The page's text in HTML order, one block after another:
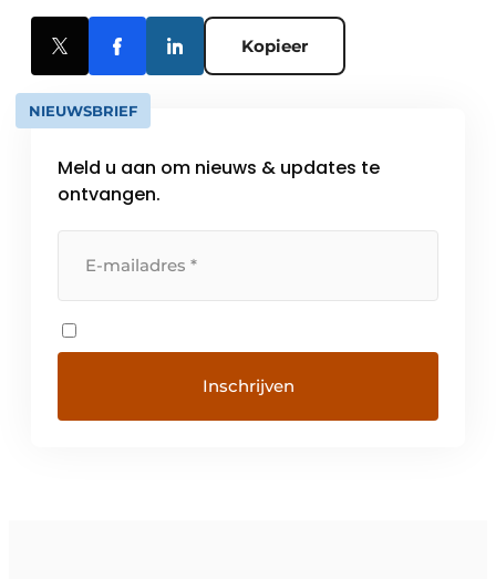
Kopieer
NIEUWSBRIEF
Meld u aan om nieuws & updates te
ontvangen.